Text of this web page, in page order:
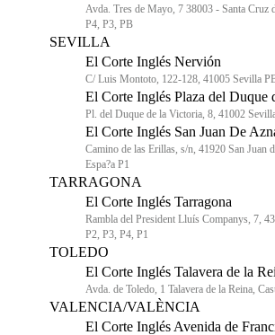
Avda. Tres de Mayo, 7 38003 - Santa Cruz
P4, P3, PB
SEVILLA
El Corte Inglés Nervión
C/ Luis Montoto, 122-128, 41005 Sevilla
El Corte Inglés Plaza del Duque
Pl. del Duque de la Victoria, 8, 41002
El Corte Inglés San Juan De
Camino de las Erillas, s/n, 41920 San Juan
Espa?a P1
TARRAGONA
El Corte Inglés Tarragona
Rambla del President Lluís Companys, 7,
P2, P3, P4, P1
TOLEDO
El Corte Inglés Talavera de la
Avda. de Toledo, 1 Talavera de la Reina,
VALENCIA/VALÈNCIA
El Corte Inglés Avenida de